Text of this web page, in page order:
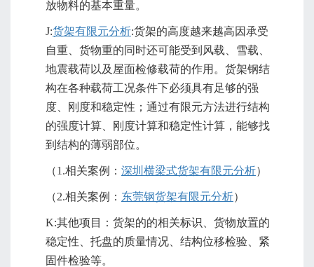
放物料的基本重量。
J:货架有限元分析:货架的高度越来越高因承受
自重、货物重的同时还可能受到风载、雪载、
地震载荷以及屋面检修载荷的作用。货架钢结
构在各种载荷工况条件下必须具有足够的强
度、刚度和稳定性；通过有限元方法进行结构
的强度计算、刚度计算和稳定性计算，能够找
到结构的薄弱部位。
（1.相关案例： 深圳横梁式货架有限元分析）
（2.相关案例： 东莞钢货架有限元分析）
K:其他项目：货架的的相关标识、货物放置的
稳定性、托盘的质量情况、结构位移检验、紧
固件检验等。